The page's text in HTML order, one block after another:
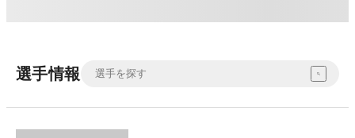
選手情報